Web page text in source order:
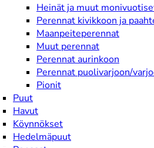
Heinät ja muut
Perennat kivikkoon ja
Maanpeiteperennat
Muut perennat
Perennat aurinkoon
Perennat puolivarjoon/
Pionit
Puut
Havut
Köynnökset
Hedelmäpuut